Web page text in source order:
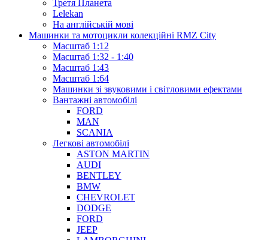
Третя Планета
Lelekan
На англійській мові
Машинки та мотоцикли колекційні RMZ City
Масштаб 1:12
Масштаб 1:32 - 1:40
Масштаб 1:43
Масштаб 1:64
Машинки зі звуковими і світловими ефектами
Вантажні автомобілі
FORD
MAN
SCANIA
Легкові автомобілі
ASTON MARTIN
AUDI
BENTLEY
BMW
CHEVROLET
DODGE
FORD
JEEP